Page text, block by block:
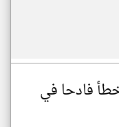
فادحا في